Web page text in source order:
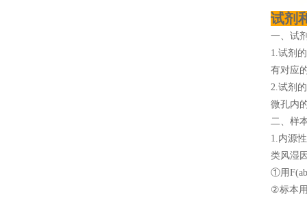
试剂
一、试
1.试剂
有对应
2.试剂
微孔内
二、样
1.内源
类风湿
①用
②标本